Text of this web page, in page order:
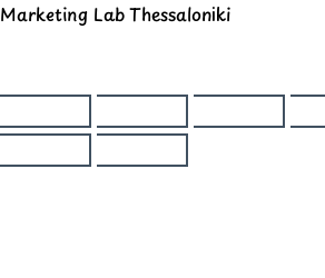
Marketing Lab Thessaloniki